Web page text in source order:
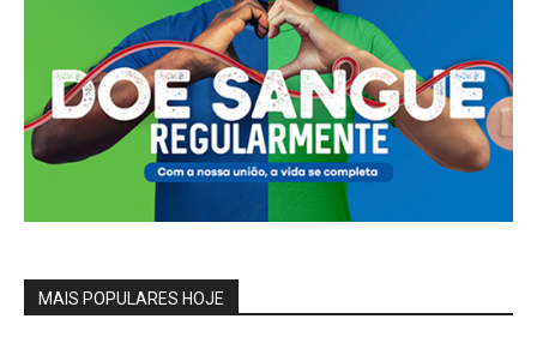
MAIS POPULARES HOJE